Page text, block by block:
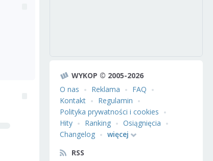
WYKOP © 2005-2026
O nas
Reklama
FAQ
Kontakt
Regulamin
Polityka prywatności i cookies
Hity
Ranking
Osiągnięcia
Changelog
więcej
RSS